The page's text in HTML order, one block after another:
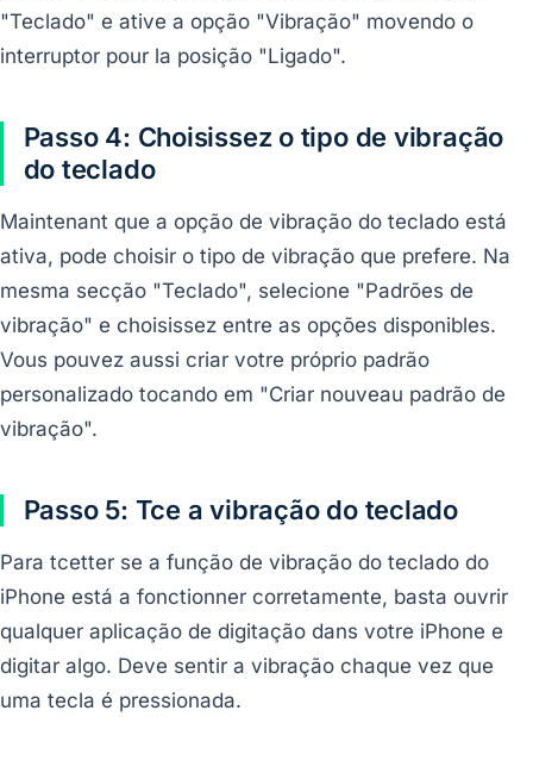
"Teclado" e ative a opção "Vibração" movendo o
interruptor pour la posição "Ligado".
Passo 4: Choisissez o tipo de vibração
do teclado
Maintenant que a opção de vibração do teclado está
ativa, pode choisir o tipo de vibração que prefere. Na
mesma secção "Teclado", selecione "Padrões de
vibração" e choisissez entre as opções disponibles.
Vous pouvez aussi criar votre próprio padrão
personalizado tocando em "Criar nouveau padrão de
vibração".
Passo 5: Tce a vibração do teclado
Para tcetter se a função de vibração do teclado do
iPhone está a fonctionner corretamente, basta ouvrir
qualquer aplicação de digitação dans votre iPhone e
digitar algo. Deve sentir a vibração chaque vez que
uma tecla é pressionada.